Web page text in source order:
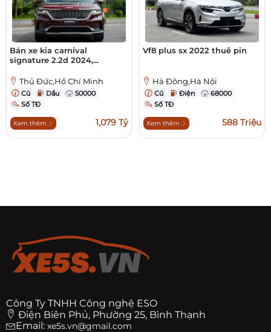
Bán xe kia carnival
signature 2.2d 2024,...
Thủ Đức,Hồ Chí Minh
Cũ Dầu
50000
Số TĐ
Xem thêm 1,079 Tỷ
Vf8 plus sx 2022 thuê pin
Hà Đông,Hà Nội
Cũ Điện
68000
Số TĐ
Xem thêm 588 Triệu
Công Ty TNHH Công nghệ ESO
Điện Biên Phủ, Phường 25, Bình Thạnh
Email: xe5s.vn@gmail.com